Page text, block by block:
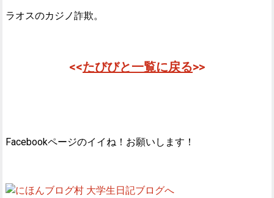
ラオスのカジノ詐欺。
<<たびびと一覧に戻る>>
Facebookページのイイね！お願いします！